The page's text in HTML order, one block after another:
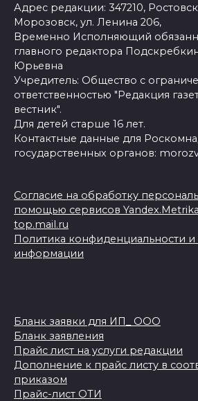
Адрес редакции: 347210,
Морозовск, ул. Ленина 206,
Временно Исполняющий
главного редактора
Юрьевна
Учредитель: Общество с
ответственностью "Редакция
вестник".
Для детей старше 16 лет.
Контактные данные для
государственных органов:
Согласие на обработку
помощью сервисов
top.mail.ru
Политика конфиденциальности
информации
Бланк заявки для ИП_ ООО
Бланк заявления
Прайс лист на услуги редакции
Дополнение к прайс листу в
приказом
Прайс-лист ОТИ